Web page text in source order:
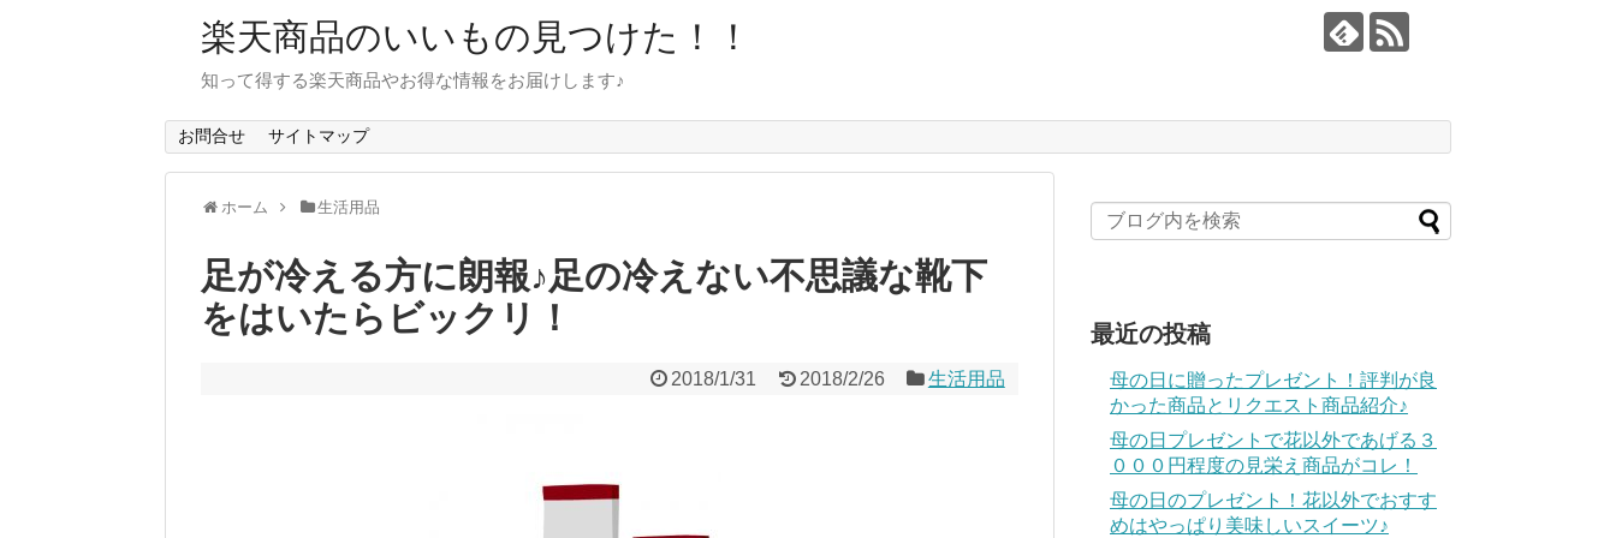
楽天商品のいいもの見つけた！！
知って得する楽天商品やお得な情報をお届けします♪
お問合せ サイトマップ
ホーム 生活用品
足が冷える方に朗報♪足の冷えない不思議な靴下
をはいたらビックリ！
2018/1/31 2018/2/26 生活用品
最近の投稿
母の日に贈ったプレゼント！評判が良
かった商品とリクエスト商品紹介♪
母の日プレゼントで花以外であげる３
０００円程度の見栄え商品がコレ！
母の日のプレゼント！花以外でおすす
めはやっぱり美味しいスイーツ♪